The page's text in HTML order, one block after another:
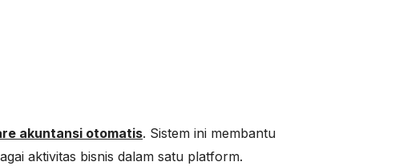
akuntansi otomatis. Sistem ini membantu
aktivitas bisnis dalam satu platform.